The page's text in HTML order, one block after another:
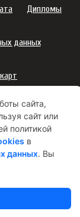
сайта,
сайт или
политикой
в
данных. Вы
Дипломы
данных